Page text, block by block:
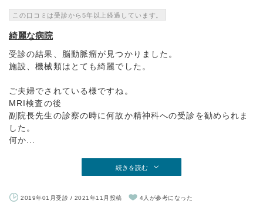
この口コミは受診から5年以上経過しています。
綺麗な病院
受診の結果、脳動脈瘤が見つかりました。
施設、機械類はとても綺麗でした。
ご夫婦でされている様ですね。
MRI検査の後
副院長先生の診察の時に何故か精神科への受診を勧められま
した。
何か...
続きを読む
2019年01月受診 / 2021年11月投稿 4人が参考になった